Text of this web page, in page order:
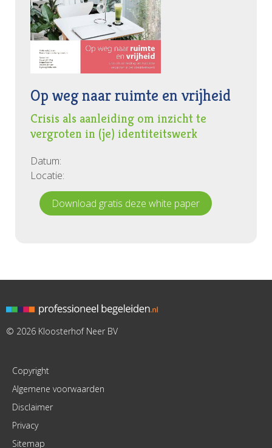
Op weg naar ruimte en vrijheid
Crisis als aanleiding om inzicht te
vergroten in (je) identiteitswerk
Datum:
Locatie:
Download gratis deze white paper
© 2026 Kloosterhof Neer BV
Copyright
Algemene voorwaarden
Disclaimer
Privacy
Sitemap